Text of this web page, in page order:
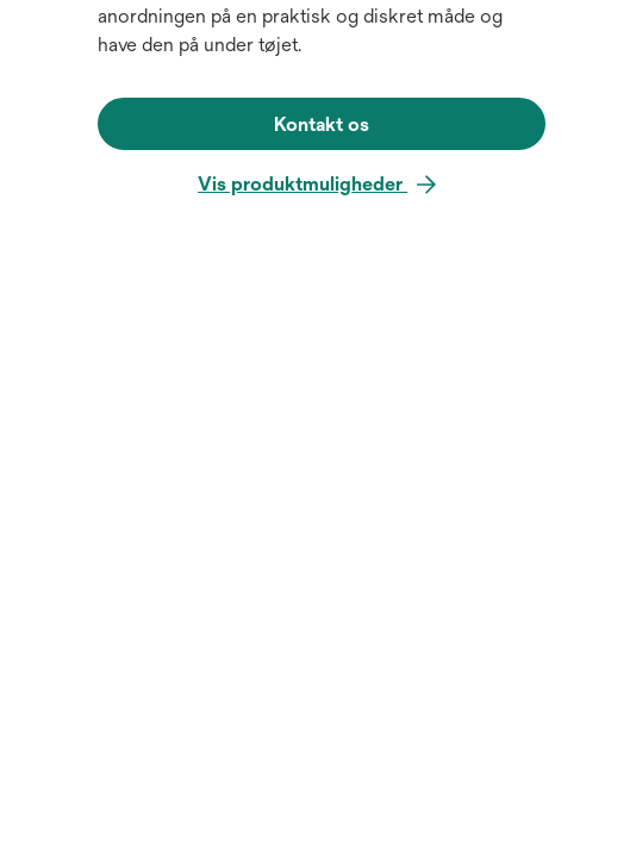
anordningen på en praktisk og diskret måde og
have den på under tøjet.
Kontakt os
Vis produktmuligheder